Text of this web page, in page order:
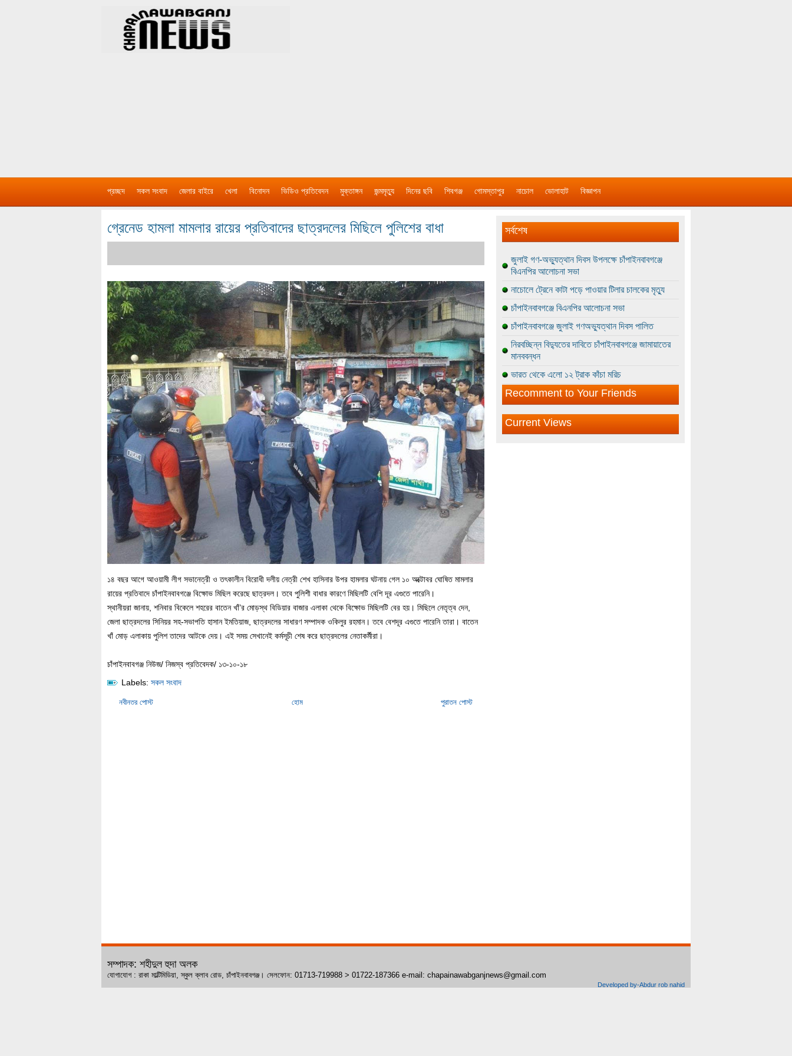
প্রচ্ছদ সকল সংবাদ জেলার বাইরে খেলা বিনোদন ভিডিও প্রতিবেদন মুক্তাঙ্গন জন্মমৃত্যু দিনের ছবি শিবগঞ্জ গোমস্তাপুর নাচোল ভোলাহাট বিজ্ঞাপন
গ্রেনেড হামলা মামলার রায়ের প্রতিবাদের ছাত্রদলের মিছিলে পুলিশের বাধা
১৪ বছর আগে আওয়ামী লীগ সভানেত্রী ও তৎকালীন বিরোধী দলীয় নেত্রী শেখ হাসিনার উপর হামলার ঘটনায় গেল ১০ অক্টোবর ঘোষিত মামলার
রায়ের প্রতিবাদে চাঁপাইনবাবগঞ্জে বিক্ষোভ মিছিল করেছে ছাত্রদল। তবে পুলিশী বাধার কারণে মিছিলটি বেশি দূর এগুতে পারেনি।
স্থানীয়রা জানায়, শনিবার বিকেলে শহরের বাতেন খাঁ’র মোড়স্থ বিডিয়ার বাজার এলাকা থেকে বিক্ষোভ মিছিলটি বের হয়। মিছিলে নেতৃত্ব দেন,
জেলা ছাত্রদলের সিনিয়র সহ-সভাপতি হাসান ইমতিয়াজ, ছাত্রদলের সাধারণ সম্পাদক ওকিলুর রহমান। তবে বেশদূর এগুতে পারেনি তারা। বাতেন
খাঁ মোড় এলাকায় পুলিশ তাদের আটকে দেয়। এই সময় সেখানেই কর্মসূচী শেষ করে ছাত্রদলের নেতাকর্মীরা।
চাঁপাইনবাবগঞ্জ নিউজ/ নিজস্ব প্রতিবেদক/ ১৩-১০-১৮
Labels: সকল সংবাদ
নবীনতর পোস্ট পুরাতন পোস্ট
হোম
সর্বশেষ
জুলাই গণ-অভ্যুত্থান দিবস উপলক্ষে চাঁপাইনবাবগঞ্জে
বিএনপির আলোচনা সভা
নাচোলে ট্রেনে কাটা পড়ে পাওয়ার টিলার চালকের মৃত্যু
চাঁপাইনবাবগঞ্জে বিএনপির আলোচনা সভা
চাঁপাইনবাবগঞ্জে জুলাই গণঅভ্যুত্থান দিবস পালিত
নিরবচ্ছিন্ন বিদ্যুতের দাবিতে চাঁপাইনবাবগঞ্জে জামায়াতের
মানববন্ধন
ভারত থেকে এলো ১২ ট্রাক কাঁচা মরিচ
Recomment to Your Friends
Current Views
সম্পাদক: শহীদুল হুদা অলক
যোগাযোগ : রাকা মাল্টিমিডিয়া, স্কুল ক্লাব রোড, চাঁপাইনবাবগঞ্জ। সেলফোন: 01713-719988 > 01722-187366 e-mail: chapainawabganjnews@gmail.com
Developed by-Abdur rob nahid